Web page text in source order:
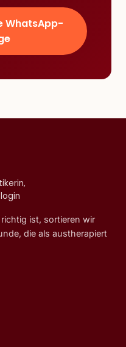
WhatsApp-
ist, sortieren wir
die als austherapiert